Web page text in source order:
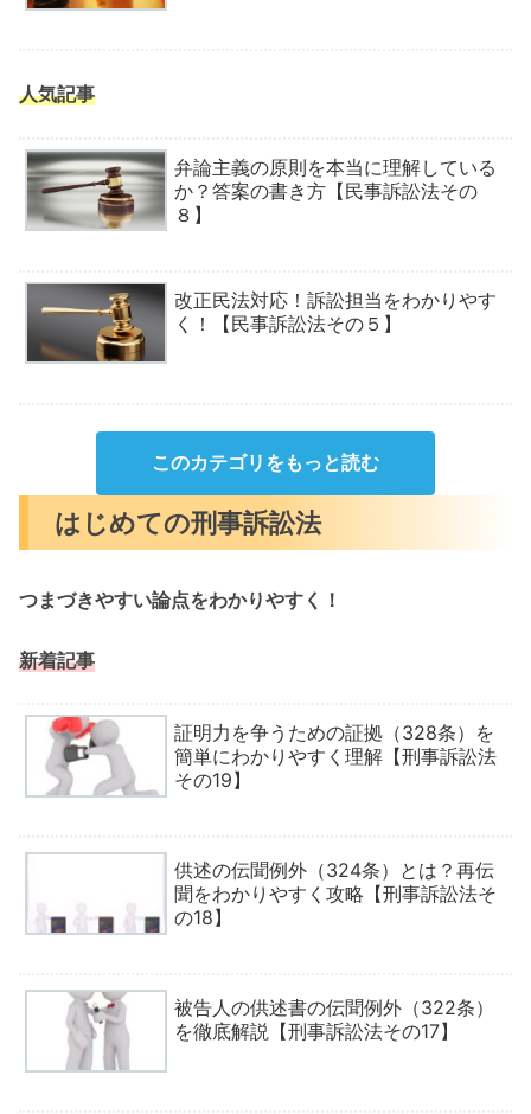
人気記事
弁論主義の原則を本当に理解している
か？答案の書き方【民事訴訟法その
８】
改正民法対応！訴訟担当をわかりやす
く！【民事訴訟法その５】
このカテゴリをもっと読む
はじめての刑事訴訟法
つまづきやすい論点をわかりやすく！
新着記事
証明力を争うための証拠（328条）を
簡単にわかりやすく理解【刑事訴訟法
その19】
供述の伝聞例外（324条）とは？再伝
聞をわかりやすく攻略【刑事訴訟法そ
の18】
被告人の供述書の伝聞例外（322条）
を徹底解説【刑事訴訟法その17】